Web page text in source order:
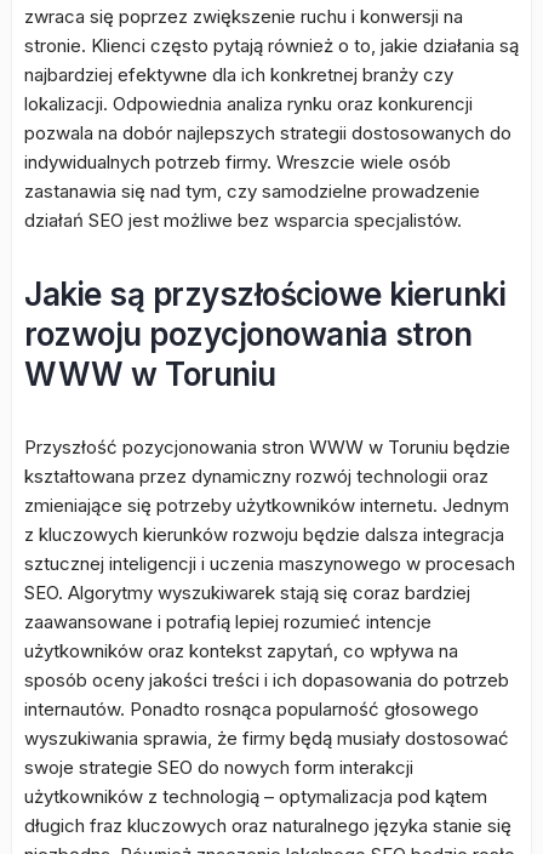
zwraca się poprzez zwiększenie ruchu i konwersji na
stronie. Klienci często pytają również o to, jakie działania są
najbardziej efektywne dla ich konkretnej branży czy
lokalizacji. Odpowiednia analiza rynku oraz konkurencji
pozwala na dobór najlepszych strategii dostosowanych do
indywidualnych potrzeb firmy. Wreszcie wiele osób
zastanawia się nad tym, czy samodzielne prowadzenie
działań SEO jest możliwe bez wsparcia specjalistów.
Jakie są przyszłościowe kierunki
rozwoju pozycjonowania stron
WWW w Toruniu
Przyszłość pozycjonowania stron WWW w Toruniu będzie
kształtowana przez dynamiczny rozwój technologii oraz
zmieniające się potrzeby użytkowników internetu. Jednym
z kluczowych kierunków rozwoju będzie dalsza integracja
sztucznej inteligencji i uczenia maszynowego w procesach
SEO. Algorytmy wyszukiwarek stają się coraz bardziej
zaawansowane i potrafią lepiej rozumieć intencje
użytkowników oraz kontekst zapytań, co wpływa na
sposób oceny jakości treści i ich dopasowania do potrzeb
internautów. Ponadto rosnąca popularność głosowego
wyszukiwania sprawia, że firmy będą musiały dostosować
swoje strategie SEO do nowych form interakcji
użytkowników z technologią – optymalizacja pod kątem
długich fraz kluczowych oraz naturalnego języka stanie się